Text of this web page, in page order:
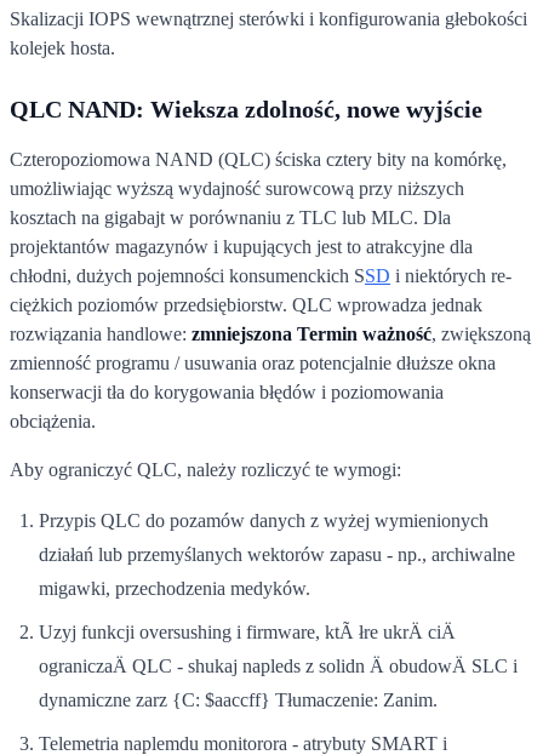
Skalizacji IOPS wewnątrznej sterówki i konfigurowania głebokości
kolejek hosta.
QLC NAND: Wieksza zdolność, nowe wyjście
Czteropoziomowa NAND (QLC) ściska cztery bity na komórkę,
umożliwiając wyższą wydajność surowcową przy niższych
kosztach na gigabajt w porównaniu z TLC lub MLC. Dla
projektantów magazynów i kupujących jest to atrakcyjne dla
chłodni, dużych pojemności konsumenckich SSD i niektórych re-
ciężkich poziomów przedsiębiorstw. QLC wprowadza jednak
rozwiązania handlowe: zmniejszona Termin ważność, zwiększoną
zmienność programu / usuwania oraz potencjalnie dłuższe okna
konserwacji tła do korygowania błędów i poziomowania
obciążenia.
Aby ograniczyć QLC, należy rozliczyć te wymogi:
Przypis QLC do pozamów danych z wyżej wymienionych
działań lub przemyślanych wektorów zapasu - np., archiwalne
migawki, przechodzenia medyków.
Uzyj funkcji oversushing i firmware, ktÃ łre ukrÄ ciÄ
ograniczaÄ QLC - shukaj napleds z solidn Ä obudowÄ SLC i
dynamiczne zarz {C: $aaccff} Tłumaczenie: Zanim.
Telemetria naplemdu monitorora - atrybuty SMART i